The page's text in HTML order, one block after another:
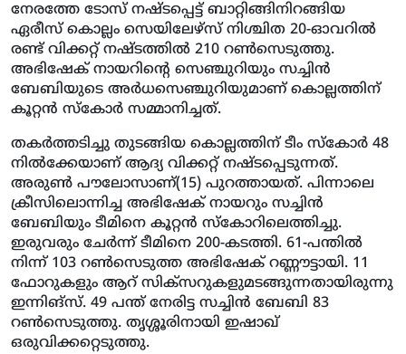
നേരത്തേ ടോസ് നഷ്ടപ്പെട്ട് ബാറ്റിങ്ങിനിറങ്ങിയ
ഏരീസ് കൊല്ലം സെയിലേഴ്‌സ് നിശ്ചിത 20-ഓവറില്‍
രണ്ട് വിക്കറ്റ് നഷ്ടത്തില്‍ 210 റണ്‍സെടുത്തു.
അഭിഷേക് നായറിന്റെ സെഞ്ചുറിയും സച്ചിന്‍
ബേബിയുടെ അര്‍ധസെഞ്ചുറിയുമാണ് കൊല്ലത്തിന്
കൂറ്റന്‍ സ്‌കോര്‍ സമ്മാനിച്ചത്.
തകര്‍ത്തടിച്ചു തുടങ്ങിയ കൊല്ലത്തിന് ടീം സ്‌കോര്‍ 48
നില്‍ക്കേയാണ് ആദ്യ വിക്കറ്റ് നഷ്ടപ്പെടുന്നത്.
അരുണ്‍ പൗലോസാണ്(15) പുറത്തായത്. പിന്നാലെ
ക്രീസിലൊന്നിച്ച അഭിഷേക് നായറും സച്ചിന്‍
ബേബിയും ടീമിനെ കൂറ്റന്‍ സ്‌കോറിലെത്തിച്ചു.
ഇരുവരും ചേര്‍ന്ന് ടീമിനെ 200-കടത്തി. 61-പന്തില്‍
നിന്ന് 103 റണ്‍സെടുത്ത അഭിഷേക് റണ്ണൗട്ടായി. 11
ഫോറുകളും ആറ് സിക്‌സറുകളുമടങ്ങുന്നതായിരുന്നു
ഇന്നിങ്‌സ്. 49 പന്ത് നേരിട്ട സച്ചിന്‍ ബേബി 83
റണ്‍സെടുത്തു. തൃശ്ശൂരിനായി ഇഷാഖ്
ഒരുവിക്കറ്റെടുത്തു.